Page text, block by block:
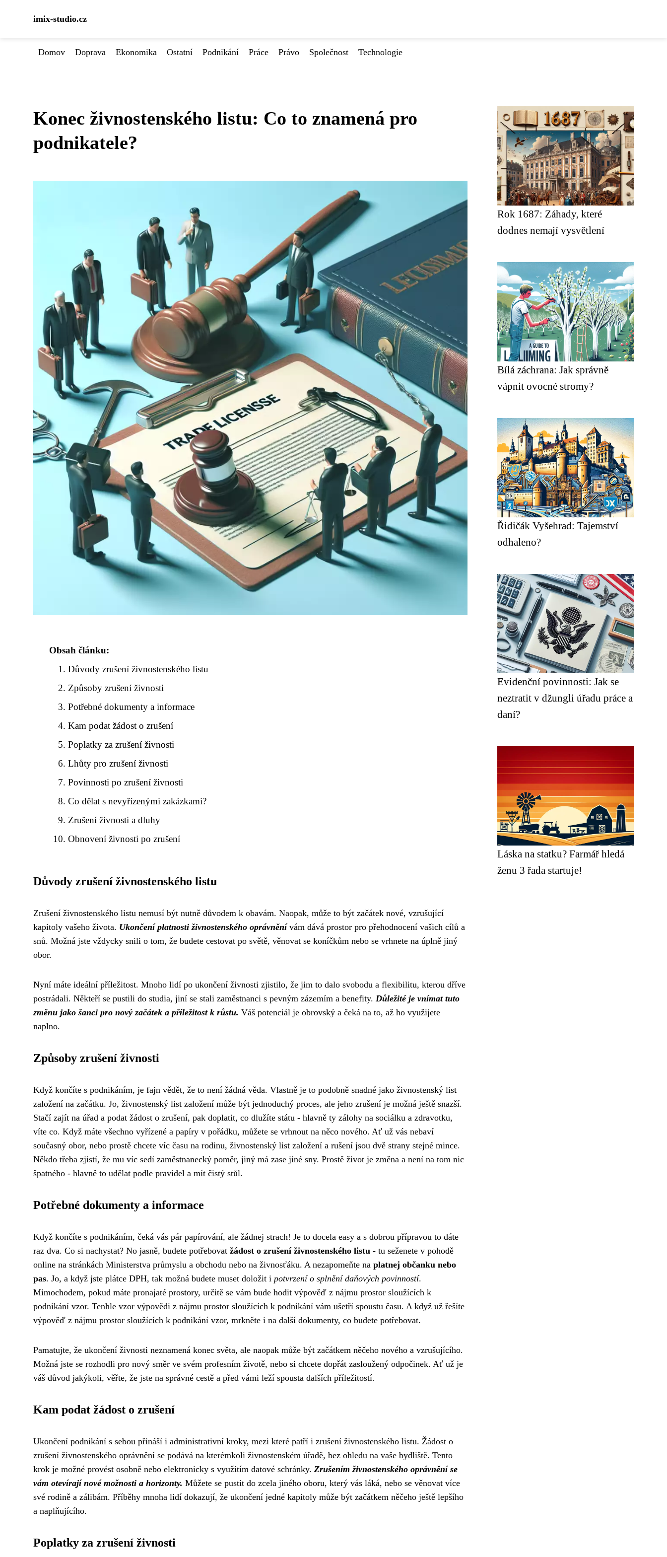
imix-studio.cz
Domov Doprava Ekonomika Ostatní Podnikání Práce Právo Společnost Technologie
Konec živnostenského listu: Co to znamená pro
podnikatele?
Obsah článku:
Důvody zrušení živnostenského listu
Způsoby zrušení živnosti
Potřebné dokumenty a informace
Kam podat žádost o zrušení
Poplatky za zrušení živnosti
Lhůty pro zrušení živnosti
Povinnosti po zrušení živnosti
Co dělat s nevyřízenými zakázkami?
Zrušení živnosti a dluhy
Obnovení živnosti po zrušení
Důvody zrušení živnostenského listu
Zrušení živnostenského listu nemusí být nutně důvodem k obavám. Naopak, může to být začátek nové, vzrušující
kapitoly vašeho života. Ukončení platnosti živnostenského oprávněnívám dává prostor pro přehodnocení vašich cílů a
snů. Možná jste vždycky snili o tom, že budete cestovat po světě, věnovat se koníčkům nebo se vrhnete na úplně jiný
obor.
Nyní máte ideální příležitost. Mnoho lidí po ukončení živnosti zjistilo, že jim to dalo svobodu a flexibilitu, kterou dříve
postrádali. Někteří se pustili do studia, jiní se stali zaměstnanci s pevným zázemím a benefity. Důležité je vnímat tuto
změnu jako šanci pro nový začátek a příležitost k růstu. Váš potenciál je obrovský a čeká na to, až ho využijete
naplno.
Způsoby zrušení živnosti
Když končíte s podnikáním, je fajn vědět, že to není žádná věda. Vlastně je to podobně snadné jako živnostenský list
založení na začátku. Jo, živnostenský list založení může být jednoduchý proces, ale jeho zrušení je možná ještě snazší.
Stačí zajít na úřad a podat žádost o zrušení, pak doplatit, co dlužíte státu - hlavně ty zálohy na sociálku a zdravotku,
víte co. Když máte všechno vyřízené a papíry v pořádku, můžete se vrhnout na něco nového. Ať už vás nebaví
současný obor, nebo prostě chcete víc času na rodinu, živnostenský list založení a rušení jsou dvě strany stejné mince.
Někdo třeba zjistí, že mu víc sedí zaměstnanecký poměr, jiný má zase jiné sny. Prostě život je změna a není na tom nic
špatného - hlavně to udělat podle pravidel a mít čistý stůl.
Potřebné dokumenty a informace
Když končíte s podnikáním, čeká vás pár papírování, ale žádnej strach! Je to docela easy a s dobrou přípravou to dáte
raz dva. Co si nachystat? No jasně, budete potřebovat žádost o zrušení živnostenského listu - tu seženete v pohodě
online na stránkách Ministerstva průmyslu a obchodu nebo na živnosťáku. A nezapomeňte na platnej občanku nebo
pas. Jo, a když jste plátce DPH, tak možná budete muset doložit i potvrzení o splnění daňových povinností.
Mimochodem, pokud máte pronajaté prostory, určitě se vám bude hodit výpověď z nájmu prostor sloužících k
podnikání vzor. Tenhle vzor výpovědi z nájmu prostor sloužících k podnikání vám ušetří spoustu času. A když už řešíte
výpověď z nájmu prostor sloužících k podnikání vzor, mrkněte i na další dokumenty, co budete potřebovat.
Pamatujte, že ukončení živnosti neznamená konec světa, ale naopak může být začátkem něčeho nového a vzrušujícího.
Možná jste se rozhodli pro nový směr ve svém profesním životě, nebo si chcete dopřát zasloužený odpočinek. Ať už je
váš důvod jakýkoli, věřte, že jste na správné cestě a před vámi leží spousta dalších příležitostí.
Kam podat žádost o zrušení
Ukončení podnikání s sebou přináší i administrativní kroky, mezi které patří i zrušení živnostenského listu. Žádost o
zrušení živnostenského oprávnění se podává na kterémkoli živnostenském úřadě, bez ohledu na vaše bydliště. Tento
krok je možné provést osobně nebo elektronicky s využitím datové schránky. Zrušením živnostenského oprávnění se
vám otevírají nové možnosti a horizonty. Můžete se pustit do zcela jiného oboru, který vás láká, nebo se věnovat více
své rodině a zálibám. Příběhy mnoha lidí dokazují, že ukončení jedné kapitoly může být začátkem něčeho ještě lepšího
a naplňujícího.
Poplatky za zrušení živnosti
Rok 1687: Záhady, které
dodnes nemají vysvětlení
Bílá záchrana: Jak správně
vápnit ovocné stromy?
Řidičák Vyšehrad: Tajemství
odhaleno?
Evidenční povinnosti: Jak se
neztratit v džungli úřadu práce a
daní?
Láska na statku? Farmář hledá
ženu 3 řada startuje!